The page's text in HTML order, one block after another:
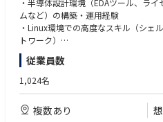
で、広範囲での社内人脈が構築できま
・該非判定業務は担い手が多く、技術
やフォワーダー、品質管理、法務な
ャリア形成できるポジションです。
・CISTEC等の外部団体にも希望により
・グループ員にキャリア採用のメンバ
弊社の取引業界は自動車業界やIT・
ホやPC、産業用ロボットなど私たち
現代社会の進化は半導体なくしては成
Rapidusの最大の特徴は、開発期間を
スRUMSを展開、単に半導体を製造す
にすることを価値として提供。
RUMSとは・・・https://
・半導体設計環境（EDAツール、ラ
ムなど）の構築・運用経験
・Linux環境での高度なスキル（シェ
トワーク）
・顧客（設計者）への技術サポート、
能力
・AI/MLを活用した設計フローに関す
■歓迎スキル・経験
・クラウド（AWS/Azure/GCP）また
従業員数
1,024名
複数あり